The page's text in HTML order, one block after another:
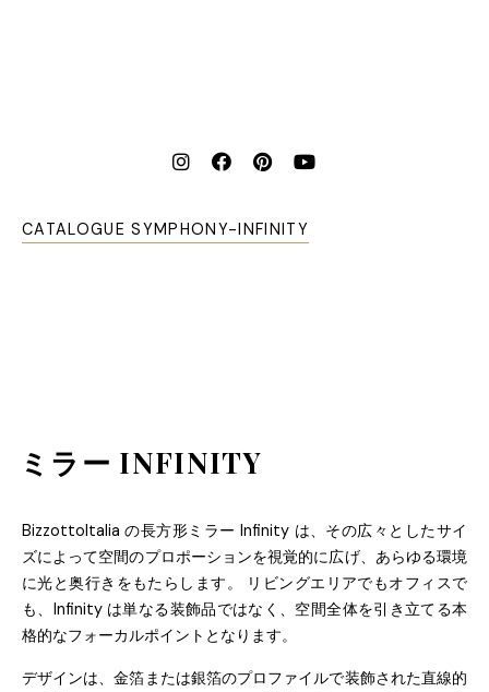
CATALOGUE SYMPHONY-INFINITY
ミラー INFINITY
BizzottoItaliaの長方形ミラー Infinity は、その広々としたサイ
ズによって空間のプロポーションを視覚的に広げ、あらゆる環境
に光と奥行きをもたらします。 リビングエリアでもオフィスで
も、
Infinity は単なる装飾品ではなく、空間全体を引き立てる本
格的なフォーカルポイントとなります。
デザインは、金箔または銀箔のプロファイルで装飾された直線的